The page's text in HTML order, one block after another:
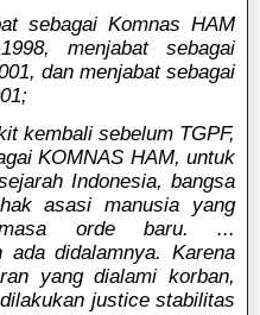
sebagai Komnas HAM
menjabat sebagai
dan menjabat sebagai
kembali sebelum TGPF,
KOMNAS HAM, untuk
Indonesia, bangsa
asasi manusia yang
orde baru. ...
ada didalamnya. Karena
yang dialami korban,
justice stabilitas